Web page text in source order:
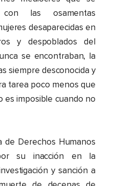
las osamentas
desaparecidas en
y despoblados del
se encontraban, la
siempre desconocida y
tarea poco menos que
es imposible cuando no
de Derechos Humanos
su inacción en la
y sanción a